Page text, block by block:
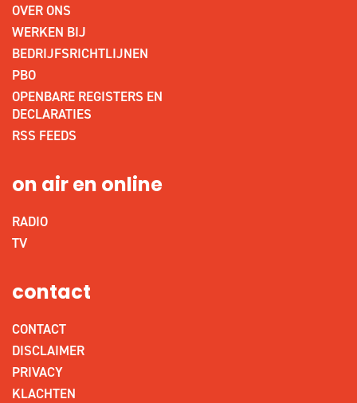
OVER ONS
WERKEN BIJ
BEDRIJFSRICHTLIJNEN
PBO
OPENBARE REGISTERS EN
DECLARATIES
RSS FEEDS
on air en online
RADIO
TV
contact
CONTACT
DISCLAIMER
PRIVACY
KLACHTEN